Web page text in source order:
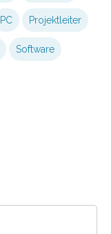
PC Projektleiter
Software